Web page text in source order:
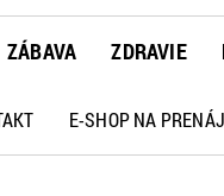
ZÁBAVA ZDRAVIE
E-SHOP NA